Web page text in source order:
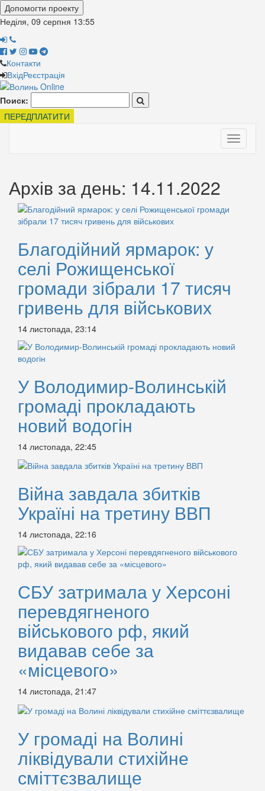
Допомогти проекту
Неділя, 09 серпня 13:55
Контакти
ВхідРеєстрація
Поиск:
ПЕРЕДПЛАТИТИ
Toggle
Архів за день: 14.11.2022
Благодійний ярмарок: у
селі Рожищенської
громади зібрали 17 тисяч
гривень для військових
14 листопада, 23:14
У Володимир-Волинській
громаді прокладають
новий водогін
14 листопада, 22:45
Війна завдала збитків
Україні на третину ВВП
14 листопада, 22:16
СБУ затримала у Херсоні
перевдягненого
військового рф, який
видавав себе за
«місцевого»
14 листопада, 21:47
У громаді на Волині
ліквідували стихійне
сміттєзвалище